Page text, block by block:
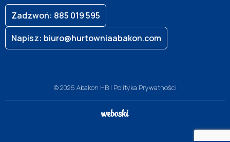
Zadzwoń: 885 019 595
Napisz: biuro@hurtowniaabakon.com
© 2026 Abakon HB | Polityka Prywatności